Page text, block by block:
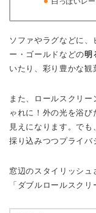
ソファやラグなどに
ー・ゴールドなどの明
いたり、彩り豊かな観
また、ロールスクリー
ゃれに！外の光を浴
見えになります。で
採り込みつつプライバ
窓辺のスタイリッシュ
「ダブルロールスク